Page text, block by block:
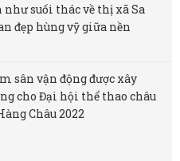
suối thác về thị xã Sa
đẹp hùng vỹ giữa nền
sân vận động được xây
cho Đại hội thể thao châu
Châu 2022